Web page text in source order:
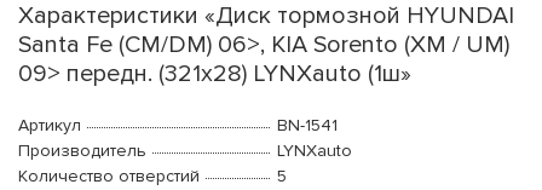
Характеристики «Диск тормозной HYUNDAI
Santa Fe (CM/DM) 06>, KIA Sorento (XM / UM)
09> передн. (321x28) LYNXauto (1ш»
Артикул
BN-1541
Производитель
LYNXauto
Количество отверстий
5